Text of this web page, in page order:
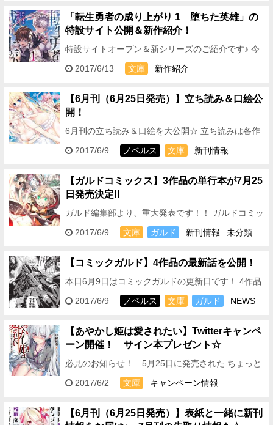
「転生勇者の成り上がり 1 堕ちた英雄」の
特設サイト公開＆新作紹介！
特設サイトオープン＆新シリーズのご紹介です♪ 今
月、6月25日に発売する 「小説家になろう」で大人
気の異世界ファンタジー 『転生勇者の成り上が…
2017/6/13 文庫 新作紹介
【6月刊（6月25日発売）】立ち読み＆口絵公
開！
6月刊の立ち読み＆口絵を大公開☆ 立ち読みは各作
品ページにて読むことができます！ どこよりも早く
6月刊のストーリーをチェックできますので、 気に
2017/6/9 ノベルス 文庫 新刊情報
【ガルドコミックス】3作品の単行本が7月25
日発売決定!!
ガルド編集部より、重大発表です！！ ガルドコミッ
クスの 単行本発売日が決定いたしました！！
2017年7月25日に3作が発売と…
2017/6/9 文庫 ガルド 新刊情報 未分類
【コミックガルド】4作品の最新話を公開！
本日6月9日はコミックガルドの更新日です！ 4作品
の最新話を公開いたしました！ 2017年7月25日、コ
ミックス発売決定！ 現代魔術と異世…
2017/6/9 ノベルス 文庫 ガルド NEWS
【あやかし姫は愛されたい】Twitterキャンペ
ーン開催！ サイン本プレゼント☆
必見のお知らせ！ 5月25日に発売された ちょっと
エッチ♡な最新シリーズ 『あやかし姫は愛された
い』 著：岸根紅華／イラスト：Xin …
2017/6/2 文庫 キャンペーン情報
【6月刊（6月25日発売）】表紙と一緒に新刊